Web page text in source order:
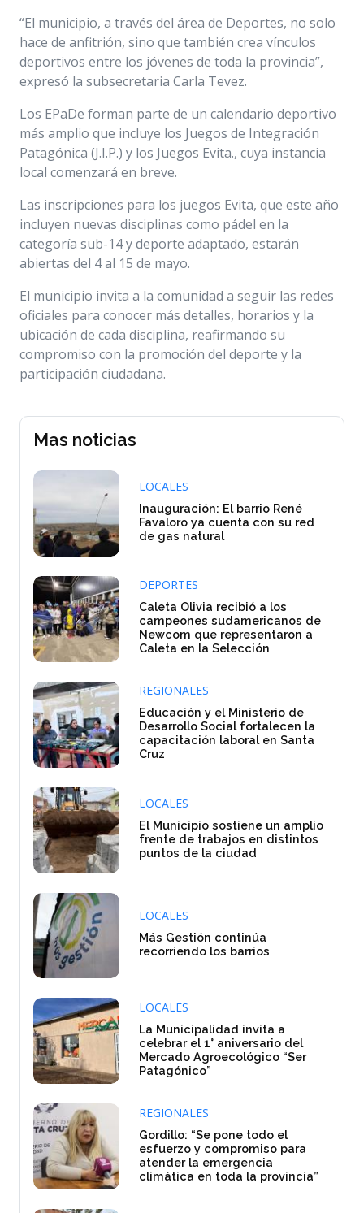
“El municipio, a través del área de Deportes, no solo
hace de anfitrión, sino que también crea vínculos
deportivos entre los jóvenes de toda la provincia”,
expresó la subsecretaria Carla Tevez.
Los EPaDe forman parte de un calendario deportivo
más amplio que incluye los Juegos de Integración
Patagónica (J.I.P.) y los Juegos Evita., cuya instancia
local comenzará en breve.
Las inscripciones para los juegos Evita, que este año
incluyen nuevas disciplinas como pádel en la
categoría sub-14 y deporte adaptado, estarán
abiertas del 4 al 15 de mayo.
El municipio invita a la comunidad a seguir las redes
oficiales para conocer más detalles, horarios y la
ubicación de cada disciplina, reafirmando su
compromiso con la promoción del deporte y la
participación ciudadana.
Mas noticias
LOCALES
Inauguración: El barrio René
Favaloro ya cuenta con su red
de gas natural
DEPORTES
Caleta Olivia recibió a los
campeones sudamericanos de
Newcom que representaron a
Caleta en la Selección
REGIONALES
Educación y el Ministerio de
Desarrollo Social fortalecen la
capacitación laboral en Santa
Cruz
LOCALES
El Municipio sostiene un amplio
frente de trabajos en distintos
puntos de la ciudad
LOCALES
Más Gestión continúa
recorriendo los barrios
LOCALES
La Municipalidad invita a
celebrar el 1° aniversario del
Mercado Agroecológico “Ser
Patagónico”
REGIONALES
Gordillo: “Se pone todo el
esfuerzo y compromiso para
atender la emergencia
climática en toda la provincia”